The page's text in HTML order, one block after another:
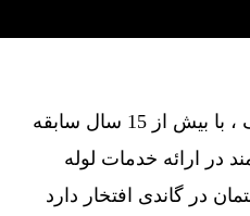
گروه فنی آذین گستر آچاگ ، با بیش از 15 سال سابقه
در ارائه خدمات لوله
در گاندی افتخار دارد